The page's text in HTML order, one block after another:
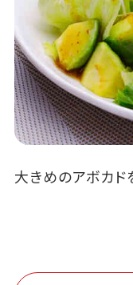
大きめのアボカド